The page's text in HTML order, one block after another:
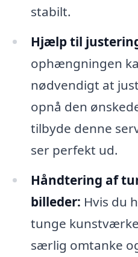
stabilt.
Hjælp til
ophængningen
nødvendigt at
opnå den
tilbyde denne
ser perfekt ud.
Håndtering af
billeder: Hvis du
tunge
særlig omtanke